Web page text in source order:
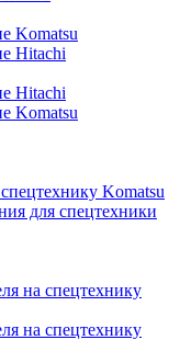
Komatsu
Hitachi
Hitachi
Komatsu
Komatsu
для спецтехники
на спецтехнику
на спецтехнику